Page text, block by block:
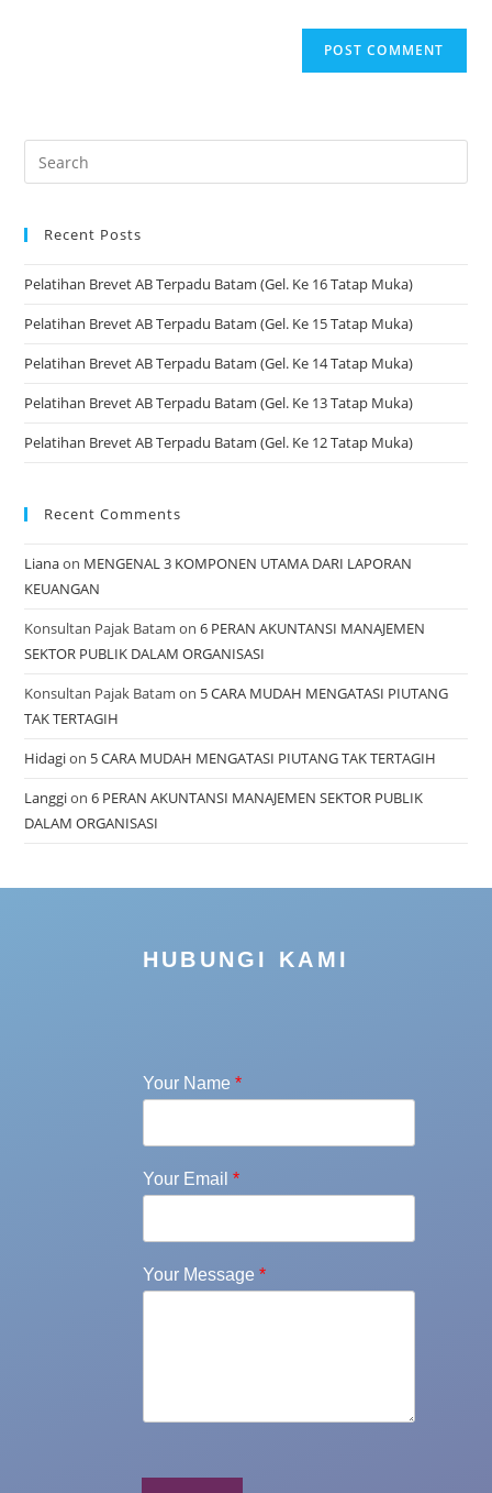
Recent Posts
Pelatihan Brevet AB Terpadu Batam (Gel. Ke 16 Tatap Muka)
Pelatihan Brevet AB Terpadu Batam (Gel. Ke 15 Tatap Muka)
Pelatihan Brevet AB Terpadu Batam (Gel. Ke 14 Tatap Muka)
Pelatihan Brevet AB Terpadu Batam (Gel. Ke 13 Tatap Muka)
Pelatihan Brevet AB Terpadu Batam (Gel. Ke 12 Tatap Muka)
Recent Comments
Lianaon MENGENAL 3 KOMPONEN UTAMA DARI LAPORAN
KEUANGAN
Konsultan Pajak Batam on6 PERAN AKUNTANSI MANAJEMEN
SEKTOR PUBLIK DALAM ORGANISASI
Konsultan Pajak Batam on 5 CARA MUDAH MENGATASI PIUTANG
TAK TERTAGIH
Hidagion 5 CARA MUDAH MENGATASI PIUTANG TAK TERTAGIH
Langgion6 PERAN AKUNTANSI MANAJEMEN SEKTOR PUBLIK
DALAM ORGANISASI
HUBUNGI KAMI
Your Name *
Your Email *
Your Message *